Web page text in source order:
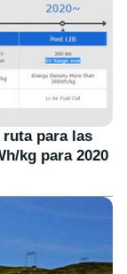
para las
kg para 2020